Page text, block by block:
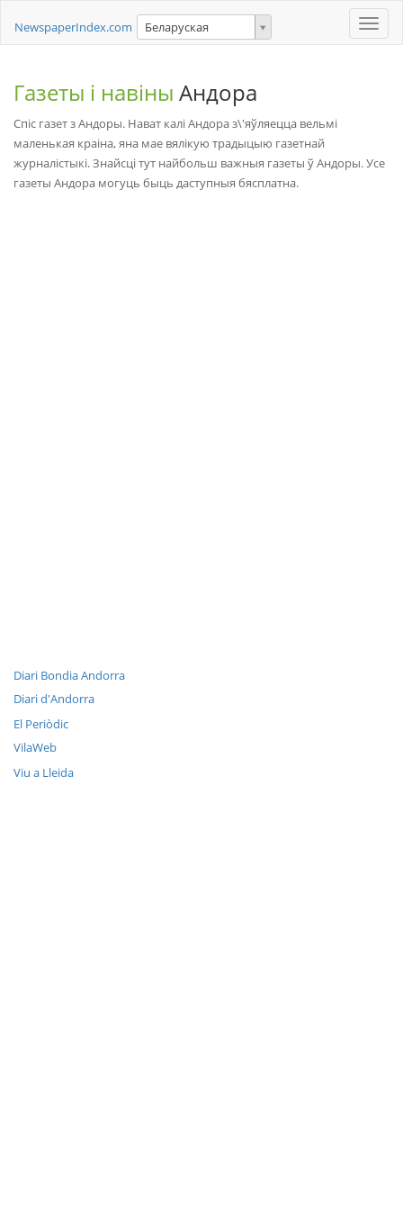
Toggle
NewspaperIndex.com Беларуская
Газеты і навіны Андора
Спіс газет з Андоры. Нават калі Андора з\'яўляецца вельмі
маленькая краіна, яна мае вялікую традыцыю газетнай
журналістыкі. Знайсці тут найбольш важныя газеты ў Андоры. Усе
газеты Андора могуць быць даступныя бясплатна.
Diari Bondia Andorra
Diari d'Andorra
El Periòdic
VilaWeb
Viu a Lleida